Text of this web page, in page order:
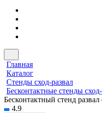
Главная
Каталог
Стенды сход-развал
Бесконтактные стенды
Бесконтактный стенд
4.9